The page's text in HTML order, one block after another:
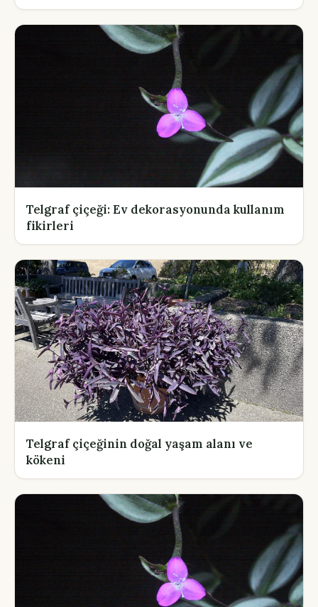
Telgraf çiçeği: Ev dekorasyonunda kullanım
fikirleri
Telgraf çiçeğinin doğal yaşam alanı ve
kökeni